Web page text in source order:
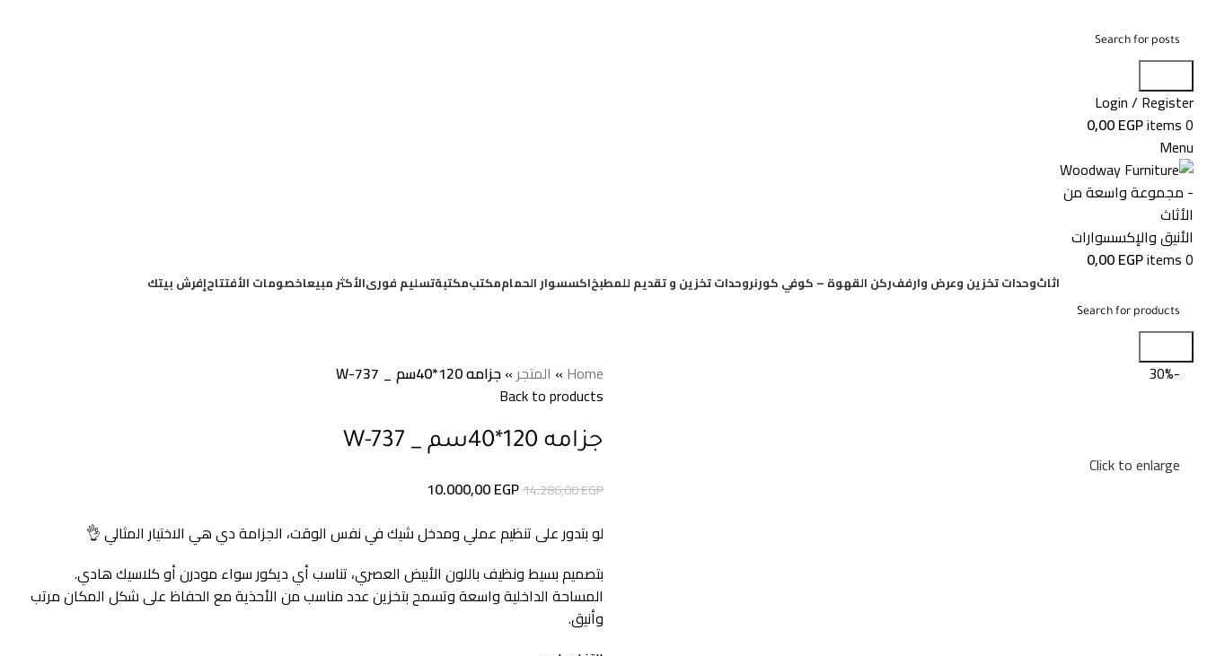
Login / Register
0
items
0,00EGP
Menu
0
items
0,00EGP
اثاثوحدات تخزين وعرض وارففركن القهوة – كوفي كورنروحدات تخزين و تقديم للمطبخاكسسوار الحماممكتبمكتبةتسليم فورىالأكثر مبيعاخصومات الأفتتاحإفرش بيتك
-30%
Click to enlarge
Home
» المتجر»جزامه 120*40سم _ W-737
Back to products
جزامه 120*40سم _ W-737
14.286,00EGP
السعر
هو:
10.000,00EGP
هو:
لو بتدور على تنظيم عملي ومدخل شيك في نفس الوقت، الجزامة دي هي الاختيار المثالي 👌
بتصميم بسيط ونظيف باللون الأبيض العصري، تناسب أي ديكور سواء مودرن أو كلاسيك هادي.
المساحة الداخلية واسعة وتسمح بتخزين عدد مناسب من الأحذية مع الحفاظ على شكل المكان مرتب
وأنيق.